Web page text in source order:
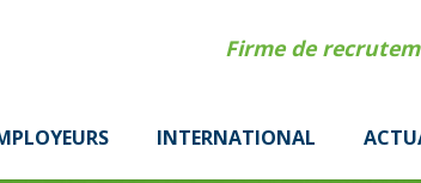
Firme de
INTERNATIONAL